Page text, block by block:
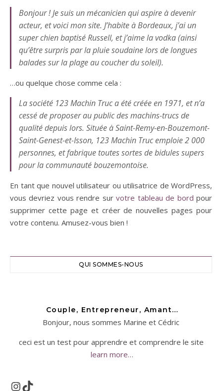
Bonjour ! Je suis un mécanicien qui aspire à devenir
acteur, et voici mon site. J’habite à Bordeaux, j’ai un
super chien baptisé Russell, et j’aime la vodka (ainsi
qu’être surpris par la pluie soudaine lors de longues
balades sur la plage au coucher du soleil).
…ou quelque chose comme cela :
La société 123 Machin Truc a été créée en 1971, et n’a
cessé de proposer au public des machins-trucs de
qualité depuis lors. Située à Saint-Remy-en-Bouzemont-
Saint-Genest-et-Isson, 123 Machin Truc emploie 2 000
personnes, et fabrique toutes sortes de bidules supers
pour la communauté bouzemontoise.
En tant que nouvel utilisateur ou utilisatrice de WordPress,
vous devriez vous rendre survotre tableau de bord pour
supprimer cette page et créer de nouvelles pages pour
votre contenu. Amusez-vous bien !
QUI SOMMES-NOUS
Couple, Entrepreneur, Amant…
Bonjour, nous sommes Marine et Cédric
ceci est un test pour apprendre et comprendre le site
learn more…
Instagram
TikTok